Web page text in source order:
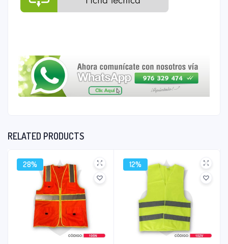
RELATED PRODUCTS
28% 12%